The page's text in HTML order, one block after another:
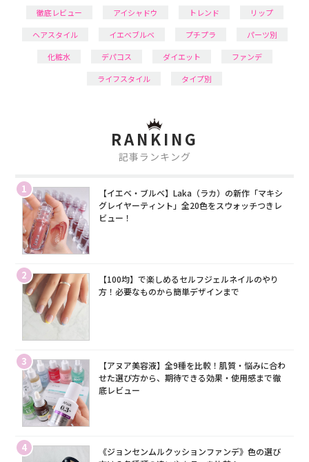
徹底レビュー
アイシャドウ トレンド
リップ
ヘアスタイル
イエベブルベ プチプラ
パーツ別
化粧水
デパコス ダイエット
ファンデ
ライフスタイル
タイプ別
RANKING
記事ランキング
1
【イエベ・ブルベ】Laka（ラカ）の新作「マキシ
グレイヤーティント」全20色をスウォッチつきレ
ビュー！
2
【100均】で楽しめるセルフジェルネイルのやり
方！必要なものから簡単デザインまで
3
【アヌア美容液】全9種を比較！肌質・悩みに合わ
せた選び方から、期待できる効果・使用感まで徹
底レビュー
4
《ジョンセンムルクッションファンデ》色の選び